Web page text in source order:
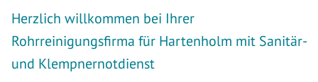
Herzlich willkommen bei Ihrer
Rohrreinigungsfirma für Hartenholm mit Sanitär-
und Klempnernotdienst